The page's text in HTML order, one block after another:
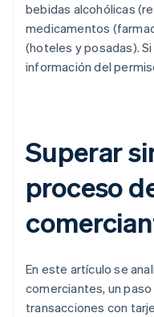
bebidas alcohólicas
medicamentos
(hoteles y posadas).
información del
Superar
proceso
En este artículo se
comerciantes, un
transacciones con